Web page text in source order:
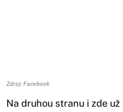
Zdroj: Facebook
Na druhou stranu i zde